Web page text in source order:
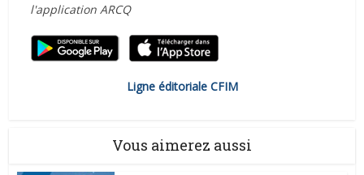
l'application ARCQ
Ligne éditoriale CFIM
Vous aimerez aussi